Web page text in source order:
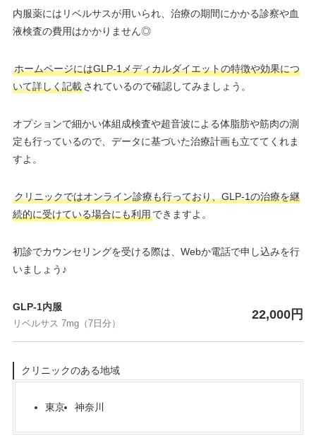
内服薬にはリベルサスが用いられ、治療の期間にかかる診察や血
液検査の費用はかかりません◎
ホームページにはGLP-1メディカルダイエットの特徴や効果につ
いて詳しく記載されているので確認してみましょう。
オプションで細かい体組成検査や超音波による体脂肪や筋肉の測
定も行っているので、データに基づいた治療計画も立ててくれま
すよ。
クリニックではオンライン診療も行っており、GLP-1の治療を継
続的に受けている場合にも利用できますよ。
初診でカウンセリングを受ける際は、Webか電話で申し込みを行
いましょう♪
GLP-1内服
リベルサス 7mg（7日分）
22,000円
クリニックのある地域
東京 神奈川